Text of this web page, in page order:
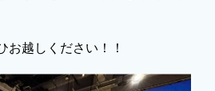
お越しください！！